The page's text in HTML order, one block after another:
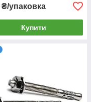
₴/упаковка
Купити